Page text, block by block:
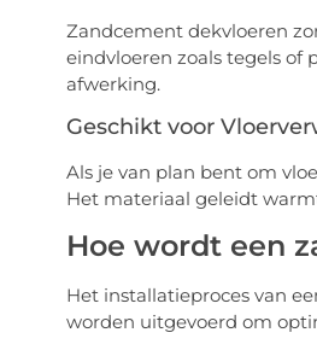
Zandcement dekvloeren
eindvloeren zoals tegels of
afwerking.
Geschikt voor
Als je van plan bent om
Het materiaal geleidt
Hoe wordt een
Het installatieproces van
worden uitgevoerd om